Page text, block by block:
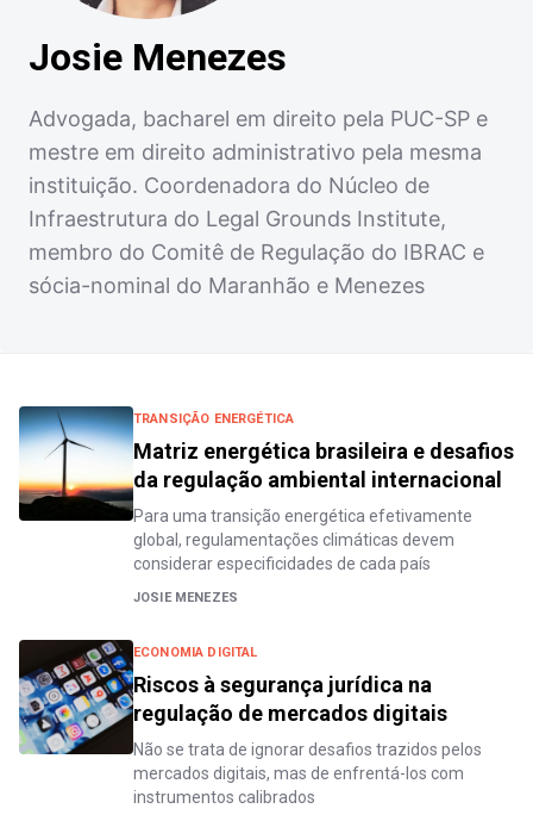
Josie Menezes
Advogada, bacharel em direito pela PUC-SP e
mestre em direito administrativo pela mesma
instituição. Coordenadora do Núcleo de
Infraestrutura do Legal Grounds Institute,
membro do Comitê de Regulação do IBRAC e
sócia-nominal do Maranhão e Menezes
TRANSIÇÃO ENERGÉTICA
Matriz energética brasileira e desafios
da regulação ambiental internacional
Para uma transição energética efetivamente
global, regulamentações climáticas devem
considerar especificidades de cada país
JOSIE MENEZES
ECONOMIA DIGITAL
Riscos à segurança jurídica na
regulação de mercados digitais
Não se trata de ignorar desafios trazidos pelos
mercados digitais, mas de enfrentá-los com
instrumentos calibrados